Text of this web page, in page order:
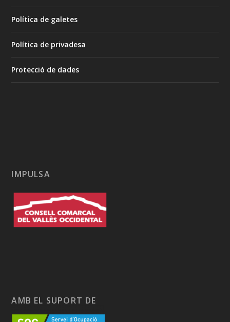
Política de galetes
Política de privadesa
Protecció de dades
IMPULSA
AMB EL SUPORT DE